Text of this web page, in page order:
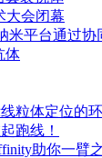
大会闭幕
米平台通过
体
粒体定位的
跑线！
助你一臂